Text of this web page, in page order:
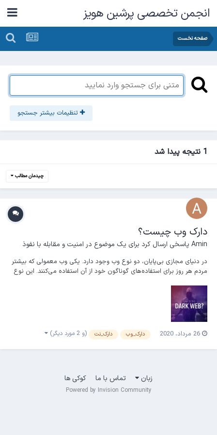
انجمن تخصصی پرشین هویز
صفحه نخست
تنظیمات بیشتر جستجو
1 نتیجه پیدا شد
چیدمان مطالب
دارک وب چیست؟
Amin پاسخی ارسال کرد برای یک موضوع در امنیت و مقابله با نفوذ
در دنیای مجازی بی‌پایان، دو نوع وب وجود دارد. یکی وب معمولی که بیشتر
مردم هر روز برای استفاده‌های گوناگون خود از آن استفاده می‌کنند. این نوع
است. در این قسمت از وب، وبسایت‌ها...
26 مرداد، 2020 دارک_وب دارک_نت (و 2 مورد دیگر)
زبان تماس با ما کوکی ها
Powered by Invision Community